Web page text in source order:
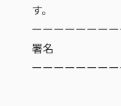
す。
ーーーーーーー
署名
ーーーーーーー